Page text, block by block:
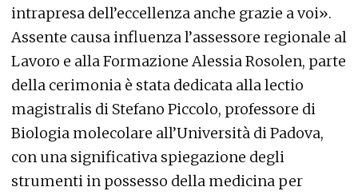
intrapresa dell’eccellenza anche grazie a voi».
Assente causa influenza l’assessore regionale al
Lavoro e alla Formazione Alessia Rosolen, parte
della cerimonia è stata dedicata alla lectio
magistralis di Stefano Piccolo, professore di
Biologia molecolare all’Università di Padova,
con una significativa spiegazione degli
strumenti in possesso della medicina per